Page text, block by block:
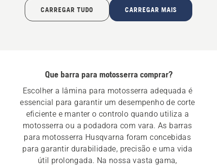
CARREGAR TUDO CARREGAR MAIS
Que barra para motosserra comprar?
Escolher a lâmina para motosserra adequada é
essencial para garantir um desempenho de corte
eficiente e manter o controlo quando utiliza a
motosserra ou a podadora com vara. As barras
para motosserra Husqvarna foram concebidas
para garantir durabilidade, precisão e uma vida
útil prolongada. Na nossa vasta gama,